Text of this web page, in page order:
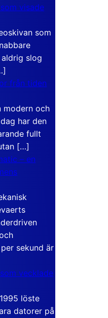
visade
som
slog
från tiden
modern och
har den
fullt
[…]
– en
sekund är
vecklade
löste
datorer på